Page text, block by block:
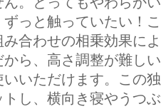
ずっと触っていたい！
み合わせの相乗効果に
から、高さ調整が難し
いいただけます。この
トし、横向き寝やうつ